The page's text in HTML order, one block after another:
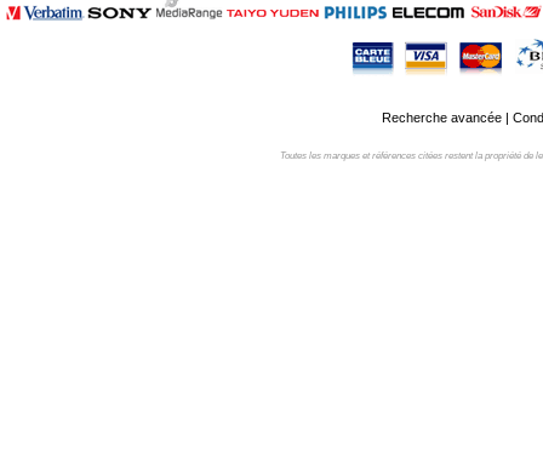
Recherche avancée|
Toutes les marques et références citées restent la propriété de